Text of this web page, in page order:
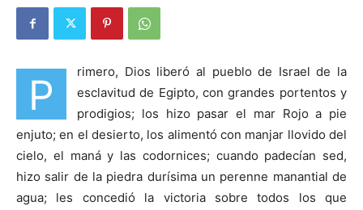
P
rimero, Dios liberó al pueblo de Israel de la
esclavitud de Egipto, con grandes portentos y
prodigios; los hizo pa­sar el mar Rojo a pie
enjuto; en el desierto, los alimentó con manjar llovido del
cielo, el maná y las codornices; cuando padecían sed,
hizo salir de la piedra durísima un perenne manantial de
agua; les concedió la victoria sobre todos los que